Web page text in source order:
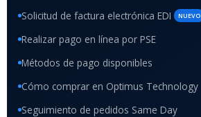
Solicitud de factura electrónica EDI NUEVO
Realizar pago en línea por PSE
Métodos de pago disponibles
Cómo comprar en Optimus Technology
Seguimiento de pedidos Same Day